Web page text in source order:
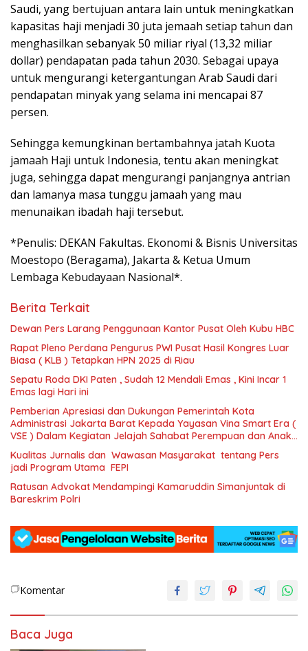
Saudi, yang bertujuan antara lain untuk meningkatkan
kapasitas haji menjadi 30 juta jemaah setiap tahun dan
menghasilkan sebanyak 50 miliar riyal (13,32 miliar
dollar) pendapatan pada tahun 2030. Sebagai upaya
untuk mengurangi ketergantungan Arab Saudi dari
pendapatan minyak yang selama ini mencapai 87
persen.
Sehingga kemungkinan bertambahnya jatah Kuota
jamaah Haji untuk Indonesia, tentu akan meningkat
juga, sehingga dapat mengurangi panjangnya antrian
dan lamanya masa tunggu jamaah yang mau
menunaikan ibadah haji tersebut.
*Penulis: DEKAN Fakultas. Ekonomi & Bisnis Universitas
Moestopo (Beragama), Jakarta & Ketua Umum
Lembaga Kebudayaan Nasional*.
Berita Terkait
Dewan Pers Larang Penggunaan Kantor Pusat Oleh Kubu HBC
Rapat Pleno Perdana Pengurus PWI Pusat Hasil Kongres Luar
Biasa ( KLB ) Tetapkan HPN 2025 di Riau
Sepatu Roda DKI Paten , Sudah 12 Mendali Emas , Kini Incar 1
Emas lagi Hari ini
Pemberian Apresiasi dan Dukungan Pemerintah Kota
Administrasi Jakarta Barat Kepada Yayasan Vina Smart Era (
VSE ) Dalam Kegiatan Jelajah Sahabat Perempuan dan Anak (
SAPA )
Kualitas Jurnalis dan Wawasan Masyarakat tentang Pers
jadi Program Utama FEPI
Ratusan Advokat Mendampingi Kamaruddin Simanjuntak di
Bareskrim Polri
Komentar
Baca Juga